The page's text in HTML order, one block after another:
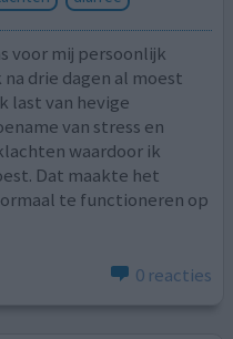
voor mij persoonlijk
drie dagen al moest
last van hevige
van stress en
waardoor ik
Dat maakte het
te functioneren op
0 reacties